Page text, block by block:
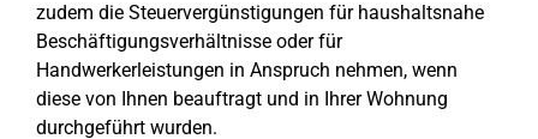
zudem die Steuervergünstigungen für haushaltsnahe
Beschäftigungsverhältnisse oder für
Handwerkerleistungen in Anspruch nehmen, wenn
diese von Ihnen beauftragt und in Ihrer Wohnung
durchgeführt wurden.